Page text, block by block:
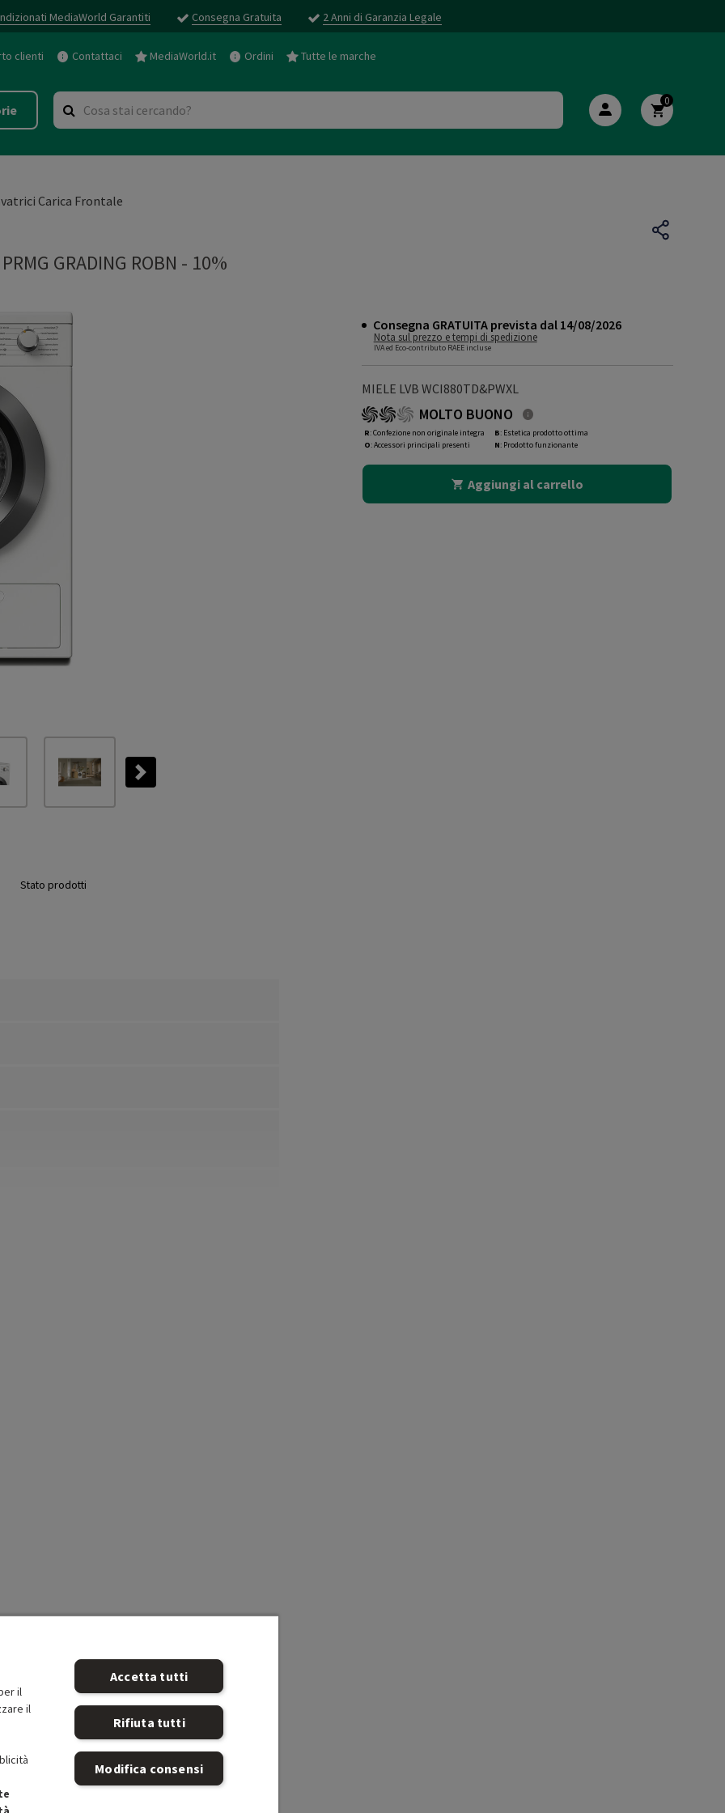
MediaWorld Garantiti Consegna Gratuita 2 Anni di Garanzia Legale
clienti Contattaci MediaWorld.it Ordini Tutte le marche
0
Carica Frontale
PRMG GRADING ROBN - 10%
Next
Consegna GRATUITA prevista dal 14/08/2026
Nota sul prezzo e tempi di spedizione
IVA ed Eco-contributo RAEE incluse
MIELE LVB WCI880TD&PWXL
MOLTO BUONO
R: Confezione non originale integra
O: Accessori principali presenti
B: Estetica prodotto ottima
N: Prodotto funzionante
Aggiungi al carrello
Stato prodotti
il
il
Accetta tutti
Rifiuta tutti
Modifica consensi